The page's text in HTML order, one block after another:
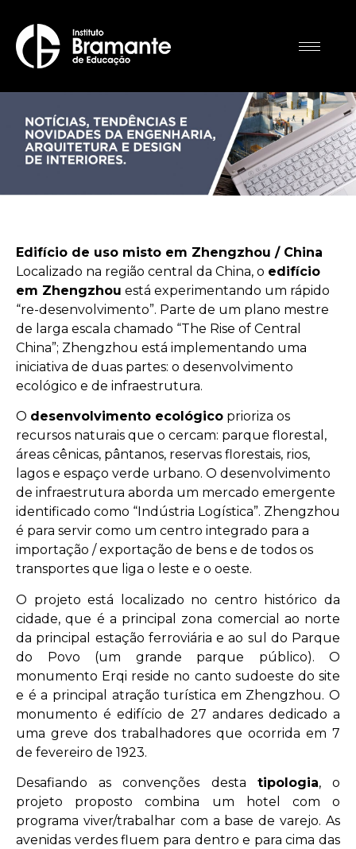
Edifício de uso misto em Zhengzhou / China
Localizado na região central da China, o edifício
em Zhengzhou está experimentando um rápido
“re-desenvolvimento”. Parte de um plano mestre
de larga escala chamado “The Rise of Central
China”; Zhengzhou está implementando uma
iniciativa de duas partes: o desenvolvimento
ecológico e de infraestrutura.
O desenvolvimento ecológico prioriza os
recursos naturais que o cercam: parque florestal,
áreas cênicas, pântanos, reservas florestais, rios,
lagos e espaço verde urbano. O desenvolvimento
de infraestrutura aborda um mercado emergente
identificado como “Indústria Logística”. Zhengzhou
é para servir como um centro integrado para a
importação / exportação de bens e de todos os
transportes que liga o leste e o oeste.
O projeto está localizado no centro histórico da
cidade, que é a principal zona comercial ao norte
da principal estação ferroviária e ao sul do Parque
do Povo (um grande parque público). O
monumento Erqi reside no canto sudoeste do site
e é a principal atração turística em Zhengzhou. O
monumento é edifício de 27 andares dedicado a
uma greve dos trabalhadores que ocorrida em 7
de fevereiro de 1923.
Desafiando as convenções desta tipologia, o
projeto proposto combina um hotel com o
programa viver/trabalhar com a base de varejo. As
avenidas verdes fluem para dentro e para cima das